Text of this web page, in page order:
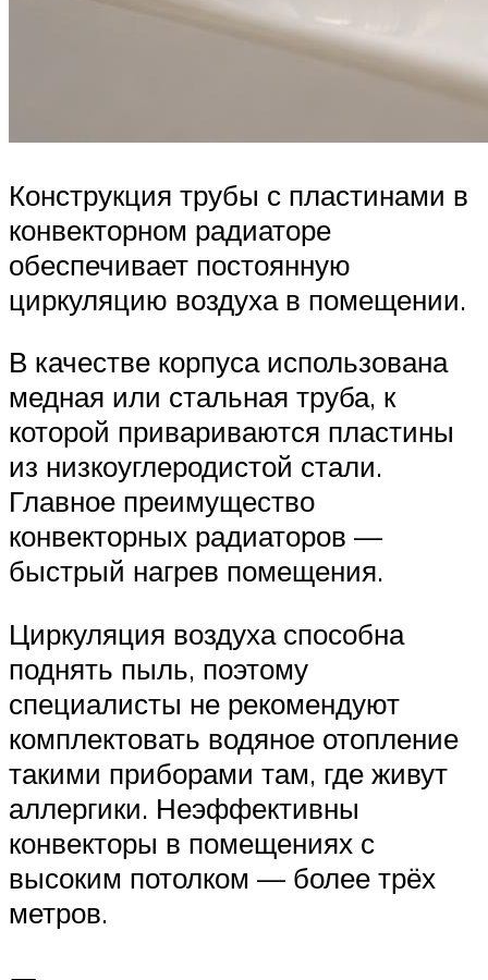
Конструкция трубы с пластинами в
конвекторном радиаторе
обеспечивает постоянную
циркуляцию воздуха в помещении.
В качестве корпуса использована
медная или стальная труба, к
которой привариваются пластины
из низкоуглеродистой стали.
Главное преимущество
конвекторных радиаторов —
быстрый нагрев помещения.
Циркуляция воздуха способна
поднять пыль, поэтому
специалисты не рекомендуют
комплектовать водяное отопление
такими приборами там, где живут
аллергики. Неэффективны
конвекторы в помещениях с
высоким потолком — более трёх
метров.